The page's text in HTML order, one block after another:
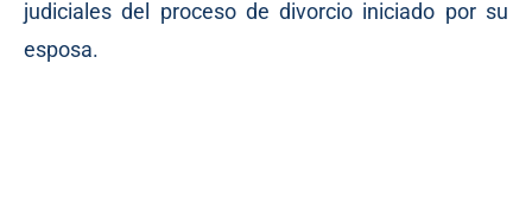
judiciales del proceso de divorcio iniciado por su
esposa.